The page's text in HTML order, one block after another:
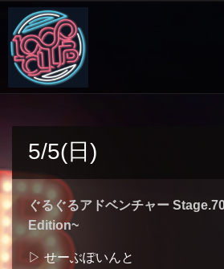
5/5(日)
ぐるぐるアドベンチャー
Edition~
▷ せーぶぽいんと